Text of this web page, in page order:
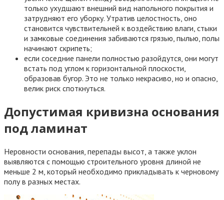
только ухудшают внешний вид напольного покрытия и
затрудняют его уборку. Утратив целостность, оно
становится чувствительней к воздействию влаги, стыки
и замковые соединения забиваются грязью, пылью, полы
начинают скрипеть;
если соседние панели полностью разойдутся, они могут
встать под углом к горизонтальной плоскости,
образовав бугор. Это не только некрасиво, но и опасно,
велик риск споткнуться.
Допустимая кривизна основания
под ламинат
Неровности основания, перепады высот, а также уклон
выявляются с помощью строительного уровня длиной не
меньше 2 м, который необходимо прикладывать к черновому
полу в разных местах.